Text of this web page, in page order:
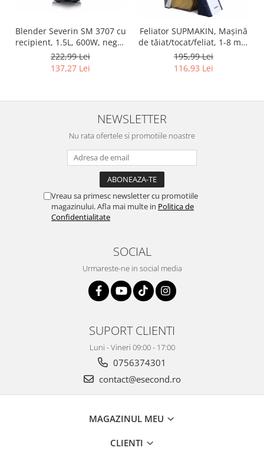
Igiena animale de companie
Mobila si transport animale de
Desktop PC & Monitoare
Retelistica & Supraveghere
Servere, Componente & UPS
Telecomenzi garaj
Aparate Foto & Accesorii
Camere video si sport
Blender Severin SM 3707 cu
recipient, 1.5L, 600W, negru
- RESIGILAT
222,99 Lei
137,27 Lei
Feliator SUPMAKIN, Mașină
de tăiat/tocat/feliat, 1-8 mm
- RESIGILAT
195,99 Lei
116,93 Lei
NEWSLETTER
Nu rata ofertele si promotiile noastre
Vreau sa primesc newsletter cu promotiile
magazinului. Afla mai multe in Politica de
Confidentialitate
SOCIAL
Urmareste-ne in social media
SUPORT CLIENTI
Luni - Vineri 09:00 - 17:00
0756374301
contact@esecond.ro
MAGAZINUL MEU
CLIENTI